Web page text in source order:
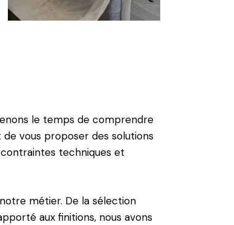
le temps de comprendre
vous proposer des solutions
techniques et
métier. De la sélection
aux finitions, nous avons